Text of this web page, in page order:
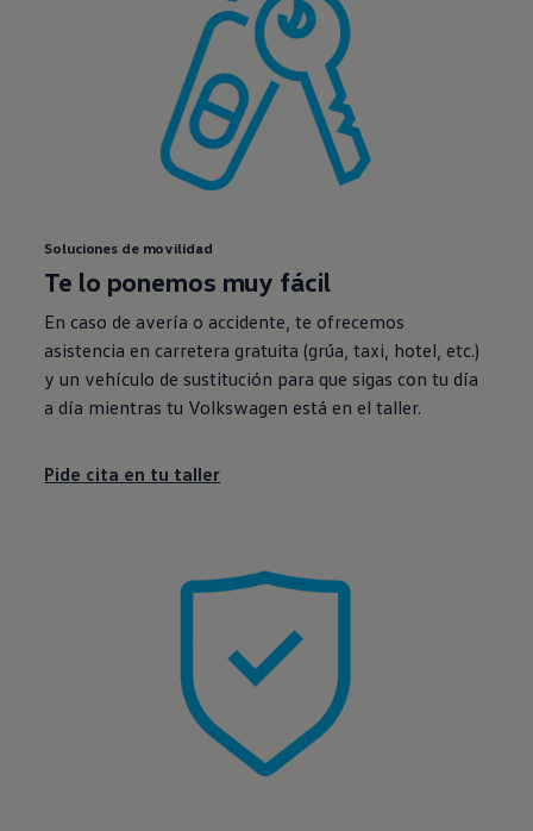
Soluciones de movilidad
Te lo ponemos muy fácil
En caso de avería o accidente, te ofrecemos
asistencia en carretera gratuita (grúa, taxi, hotel, etc.)
y un vehículo de sustitución para que sigas con tu día
a día mientras tu Volkswagen está en el taller.
Pide cita en tu taller